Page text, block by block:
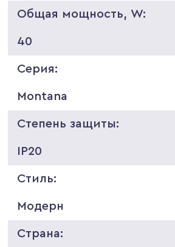
Общая мощность, W:
40
Серия:
Montana
Степень защиты:
IP20
Стиль:
Модерн
Страна: